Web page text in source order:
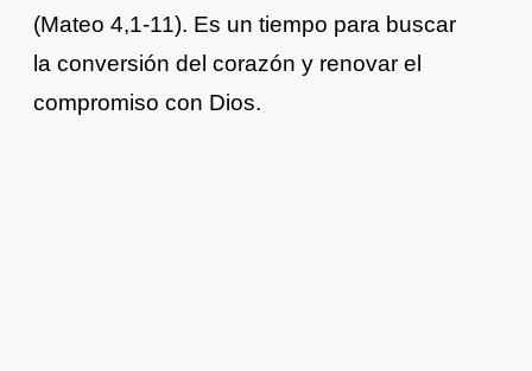
(Mateo 4,1-11). Es un tiempo para buscar
la conversión del corazón y renovar el
compromiso con Dios.